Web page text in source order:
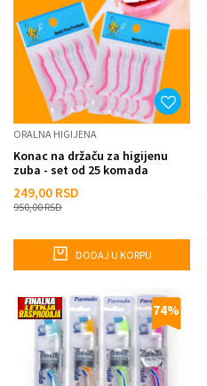
ORALNA HIGIJENA
Konac na držaču za higijenu
zuba - set od 25 komada
249,00 RSD
950,00RSD
DODAJ U KORPU
74%